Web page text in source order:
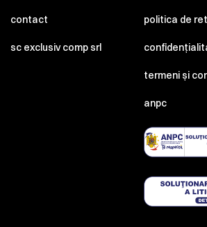
contact
sc exclusiv comp srl
politica de
termeni și
anpc